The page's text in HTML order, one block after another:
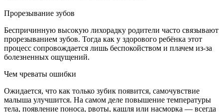
Прорезывание зубов
Беспричинную высокую лихорадку родители часто связывают
прорезыванием зубов. Тогда как у здорового ребёнка этот
процесс сопровождается лишь беспокойством и плачем из-за
болезненных ощущений.
Чем чреваты ошибки
Ожидается, что как только зубик появится, самочувствие
малыша улучшится. На самом деле повышение температуры
тела, появление поноса, рвоты, кашля или насморка — всегда